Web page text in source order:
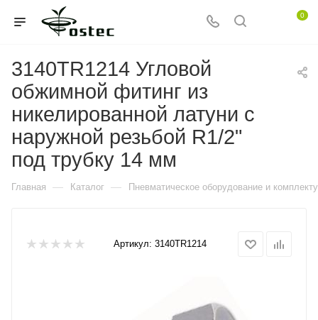
0
3140TR1214 Угловой
обжимной фитинг из
никелированной латуни с
наружной резьбой R1/2"
под трубку 14 мм
Главная — Каталог — Пневматическое оборудование и
Артикул: 3140TR1214